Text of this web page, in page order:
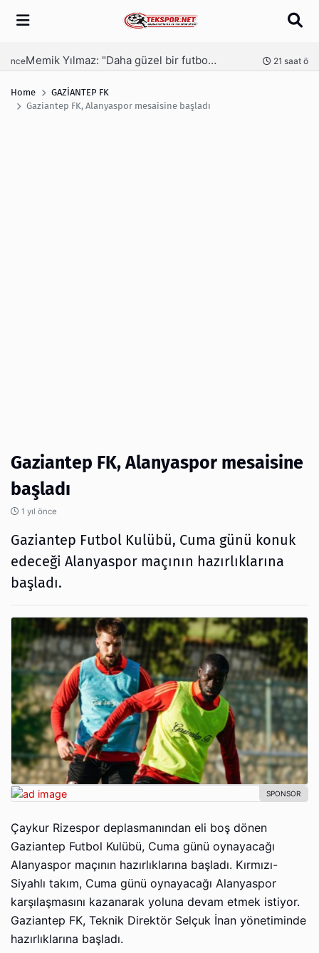
Arama
Memik Yılmaz: "Daha güzel bir futbol seyrettirmek için mücadele ediyoruz" 21 saat önce
Home
GAZİANTEP FK
Gaziantep FK, Alanyaspor mesaisine başladı
Gaziantep FK, Alanyaspor mesaisine
başladı
1 yıl önce
Gaziantep Futbol Kulübü, Cuma günü konuk
edeceği Alanyaspor maçının hazırlıklarına
başladı.
Çaykur Rizespor deplasmanından eli boş dönen
Gaziantep Futbol Kulübü, Cuma günü oynayacağı
Alanyaspor maçının hazırlıklarına başladı. Kırmızı-
Siyahlı takım, Cuma günü oynayacağı Alanyaspor
karşılaşmasını kazanarak yoluna devam etmek istiyor.
Gaziantep FK, Teknik Direktör Selçuk İnan yönetiminde
hazırlıklarına başladı.